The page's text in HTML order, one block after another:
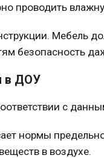
проводить
Мебель
безопасность
в ДОУ
с
нормы
в воздухе.